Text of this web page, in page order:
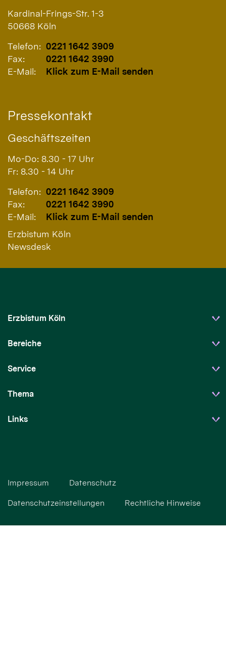
Kardinal-Frings-Str. 1-3
50668 Köln
Telefon: 0221 1642 3909
Fax:
0221 1642 3990
E-Mail:
Klick zum E-Mail senden
Pressekontakt
Geschäftszeiten
Mo-Do: 8.30 - 17 Uhr
Fr: 8.30 - 14 Uhr
Telefon: 0221 1642 3909
Fax:
0221 1642 3990
E-Mail:
Klick zum E-Mail senden
Erzbistum Köln
Newsdesk
Erzbistum Köln
Bereiche
Service
Thema
Links
Impressum Datenschutz
Datenschutzeinstellungen Rechtliche Hinweise